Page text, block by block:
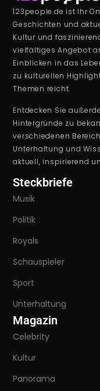
123people.de ist Ihr
Geschichten und
Kultur und
vielfältiges Angebot
Einblicken in das
zu kulturellen
Themen reicht.
Entdecken Sie
Hintergründe zu
verschiedenen
Unterhaltung und
aktuell, inspirierend
Steckbriefe
Musik
Politik
Royals
Schauspieler
Sport
Unterhaltung
Magazin
Celebrity
Kultur
Panorama